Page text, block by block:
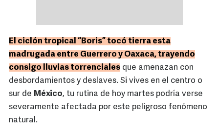
El ciclón tropical “Boris” tocó tierra esta
madrugada entre Guerrero y Oaxaca, trayendo
consigo lluvias torrenciales que amenazan con
desbordamientos y deslaves. Si vives en el centro o
sur de México, tu rutina de hoy martes podría verse
severamente afectada por este peligroso fenómeno
natural.